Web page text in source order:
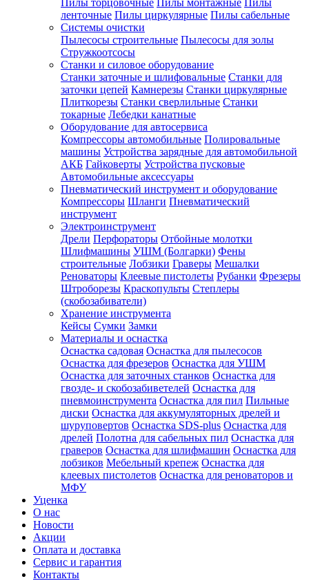
Пилы торцовочные Пилы монтажные Пилы
ленточные Пилы циркулярные Пилы сабельные
Системы очистки
Пылесосы строительные Пылесосы для золы
Стружкоотсосы
Станки и силовое оборудование
Станки заточные и шлифовальные Станки для
заточки цепей Камнерезы Станки циркулярные
Плиткорезы Станки сверлильные Станки
токарные Лебедки канатные
Оборудование для автосервиса
Компрессоры автомобильные Полировальные
машины Устройства зарядные для автомобильной
АКБ Гайковерты Устройства пусковые
Автомобильные аксессуары
Пневматический инструмент и оборудование
Компрессоры Шланги Пневматический
инструмент
Электроинструмент
Дрели Перфораторы Отбойные молотки
Шлифмашины УШМ (Болгарки) Фены
строительные Лобзики Граверы Мешалки
Реноваторы Клеевые пистолеты Рубанки Фрезеры
Штроборезы Краскопульты Степлеры
(скобозабиватели)
Хранение инструмента
Кейсы Сумки Замки
Материалы и оснастка
Оснастка садовая Оснастка для пылесосов
Оснастка для фрезеров Оснастка для УШМ
Оснастка для заточных станков Оснастка для
гвозде- и скобозабиветелей Оснастка для
пневмоинструмента Оснастка для пил Пильные
диски Оснастка для аккумуляторных дрелей и
шуруповертов Оснастка SDS-plus Оснастка для
дрелей Полотна для сабельных пил Оснастка для
граверов Оснастка для шлифмашин Оснастка для
лобзиков Мебельный крепеж Оснастка для
клеевых пистолетов Оснастка для реноваторов и
МФУ
Уценка
О нас
Новости
Акции
Оплата и доставка
Сервис и гарантия
Контакты